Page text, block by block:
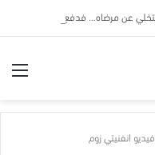
فيديو انفنيتي زوم